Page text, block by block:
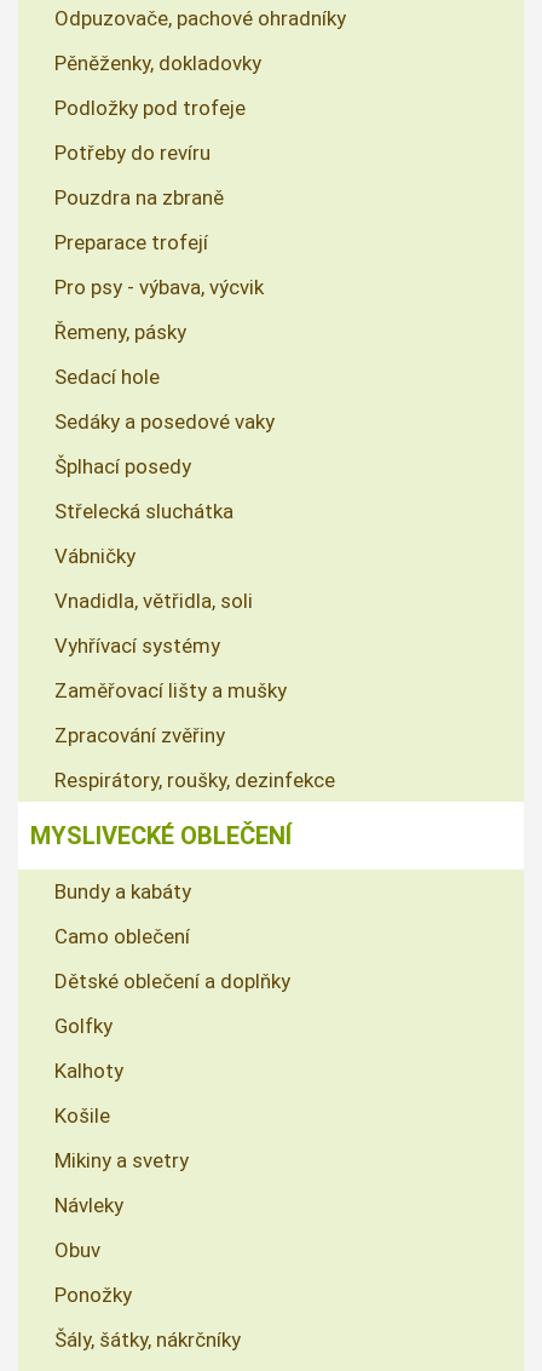
Odpuzovače, pachové ohradníky
Pěněženky, dokladovky
Podložky pod trofeje
Potřeby do revíru
Pouzdra na zbraně
Preparace trofejí
Pro psy - výbava, výcvik
Řemeny, pásky
Sedací hole
Sedáky a posedové vaky
Šplhací posedy
Střelecká sluchátka
Vábničky
Vnadidla, větřidla, soli
Vyhřívací systémy
Zaměřovací lišty a mušky
Zpracování zvěřiny
Respirátory, roušky, dezinfekce
MYSLIVECKÉ OBLEČENÍ
Bundy a kabáty
Camo oblečení
Dětské oblečení a doplňky
Golfky
Kalhoty
Košile
Mikiny a svetry
Návleky
Obuv
Ponožky
Šály, šátky, nákrčníky